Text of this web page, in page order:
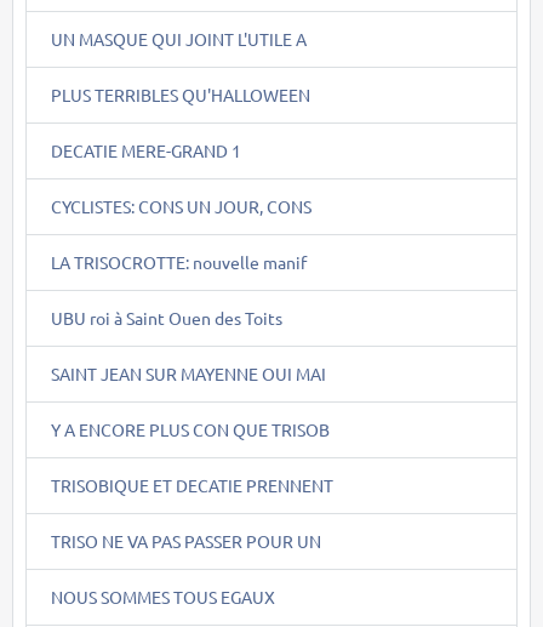
UN MASQUE QUI JOINT L'UTILE A
PLUS TERRIBLES QU'HALLOWEEN
DECATIE MERE-GRAND 1
CYCLISTES: CONS UN JOUR, CONS
LA TRISOCROTTE: nouvelle manif
UBU roi à Saint Ouen des Toits
SAINT JEAN SUR MAYENNE OUI MAI
Y A ENCORE PLUS CON QUE TRISOB
TRISOBIQUE ET DECATIE PRENNENT
TRISO NE VA PAS PASSER POUR UN
NOUS SOMMES TOUS EGAUX